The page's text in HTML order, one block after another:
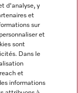
d'analyse, y
et
sur
et
sont
Dans le
et
informations